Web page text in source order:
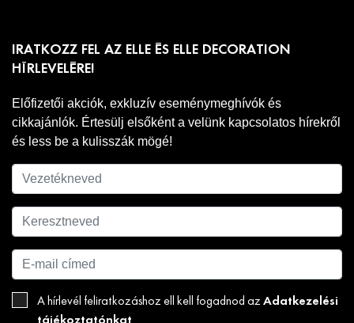
IRATKOZZ FEL AZ ELLE ÉS ELLE DECORATION
HÍRLEVELÉRE!
Előfizetői akciók, exkluzív eseménymeghívók és
cikkajánlók. Értesülj elsőként a velünk kapcsolatos hírekről
és less be a kulisszák mögé!
A hírlevél feliratkozáshoz ell kell fogadnod az Adatkezelési
tájékoztatónkat